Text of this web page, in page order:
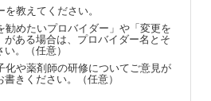
教えてください。
勧めたいプロバイダー」や「変更を
がある場合は、プロバイダー名とそ
。（任意）
化や薬剤師の研修についてご意見が
きください。（任意）